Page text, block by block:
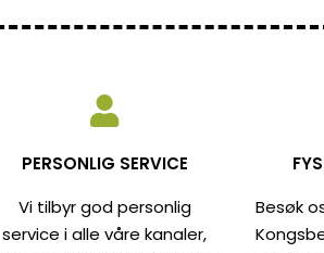
PERSONLIG SERVICE
Vi tilbyr god personlig
service i alle våre kanaler,
Besøk